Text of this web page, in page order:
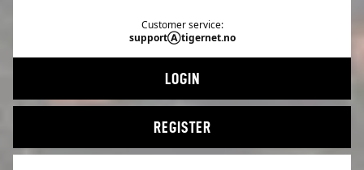
Customer service:
supportⒶtigernet.no
LOGIN
REGISTER